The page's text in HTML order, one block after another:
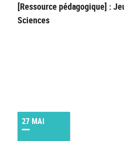
[Ressource pédagogique] :
Sciences
27 MAI